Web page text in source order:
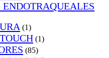
ENDOTRAQUEALES
(1)
(1)
(85)